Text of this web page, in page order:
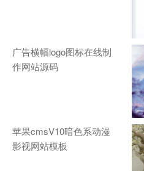
广告横幅logo图标在线制
作网站源码
苹果cmsV10暗色系动漫
影视网站模板